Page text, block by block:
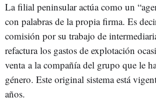
La filial peninsular actúa como un
con palabras de la propia firma. Es
comisión por su trabajo de
refactura los gastos de explotación
venta a la compañía del grupo que le
género. Este original sistema está
años.